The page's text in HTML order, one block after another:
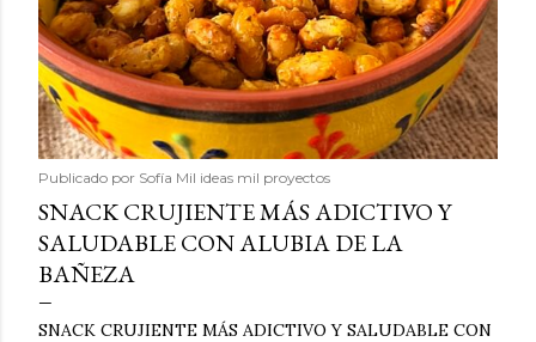
Publicado por Sofía Mil ideas mil proyectos
SNACK CRUJIENTE MÁS ADICTIVO Y
SALUDABLE CON ALUBIA DE LA
BAÑEZA
SNACK CRUJIENTE MÁS ADICTIVO Y SALUDABLE CON